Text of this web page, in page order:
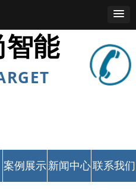
智能
案例展示 新闻中心联系我们